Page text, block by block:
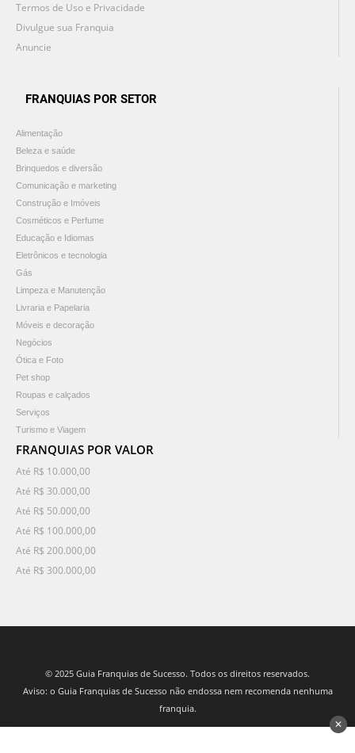
Termos de Uso e Privacidade
Divulgue sua Franquia
Anuncie
FRANQUIAS POR SETOR
Alimentação
Beleza e saúde
Brinquedos e diversão
Comunicação e marketing
Construção e Imóveis
Cosméticos e Perfume
Educação e Idiomas
Eletrônicos e tecnologia
Gás
Limpeza e Manutenção
Livraria e Papelaria
Móveis e decoração
Negócios
Ótica e Foto
Pet shop
Roupas e calçados
Serviços
Turismo e Viagem
FRANQUIAS POR VALOR
Até R$ 10.000,00
Até R$ 30.000,00
Até R$ 50.000,00
Até R$ 100.000,00
Até R$ 200.000,00
Até R$ 300.000,00
© 2025 Guia Franquias de Sucesso. Todos os direitos reservados.
Aviso: o Guia Franquias de Sucesso não endossa nem recomenda nenhuma
franquia.
✕